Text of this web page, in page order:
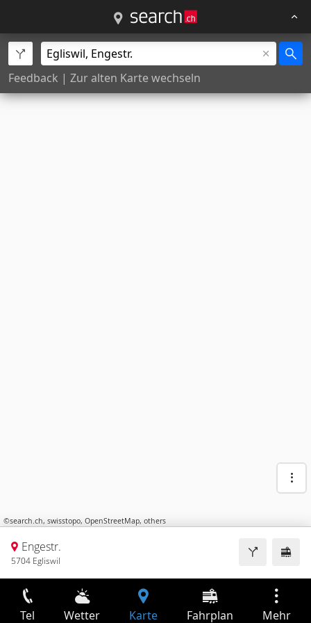
Feedback | Zur alten Karte wechseln
©search.ch, swisstopo, OpenStreetMap, others
Engestr.
5704 Egliswil
Tel Wetter Karte Fahrplan Mehr